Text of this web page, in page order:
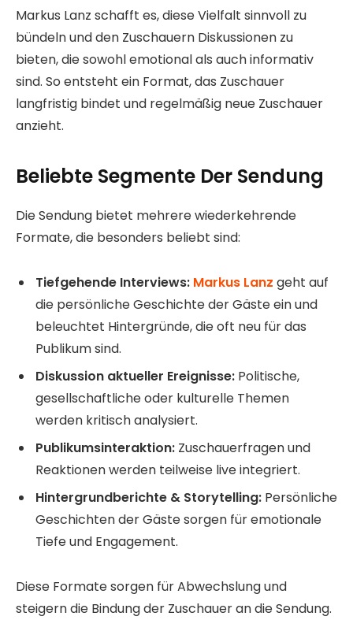
Markus Lanz schafft es, diese Vielfalt sinnvoll zu
bündeln und den Zuschauern Diskussionen zu
bieten, die sowohl emotional als auch informativ
sind. So entsteht ein Format, das Zuschauer
langfristig bindet und regelmäßig neue Zuschauer
anzieht.
Beliebte Segmente Der Sendung
Die Sendung bietet mehrere wiederkehrende
Formate, die besonders beliebt sind:
Tiefgehende Interviews: Markus Lanz geht auf
die persönliche Geschichte der Gäste ein und
beleuchtet Hintergründe, die oft neu für das
Publikum sind.
Diskussion aktueller Ereignisse: Politische,
gesellschaftliche oder kulturelle Themen
werden kritisch analysiert.
Publikumsinteraktion: Zuschauerfragen und
Reaktionen werden teilweise live integriert.
Hintergrundberichte & Storytelling: Persönliche
Geschichten der Gäste sorgen für emotionale
Tiefe und Engagement.
Diese Formate sorgen für Abwechslung und
steigern die Bindung der Zuschauer an die Sendung.